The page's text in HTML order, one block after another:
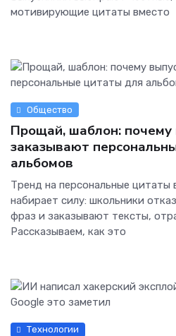
мотивирующие цитаты вместо
Общество
Прощай, шаблон: почему
заказывают
альбомов
Тренд на персональные цитаты
набирает силу: школьники
фраз и заказывают тексты,
Рассказываем, как это
Технологии